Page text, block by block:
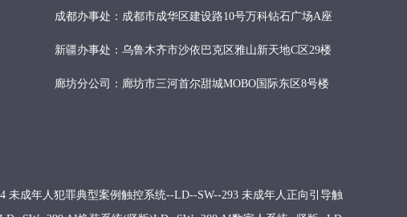
成都办事处：成都市成华区建设路10号万科钻石广场A座
新疆办事处：乌鲁木齐市沙依巴克区雅山新天地C区29楼
廊坊分公司：廊坊市三河首尔甜城MOBO国际东区8号楼
未成年人犯罪典型案例触控系统--LD--SW--293 未成年人正向引导触